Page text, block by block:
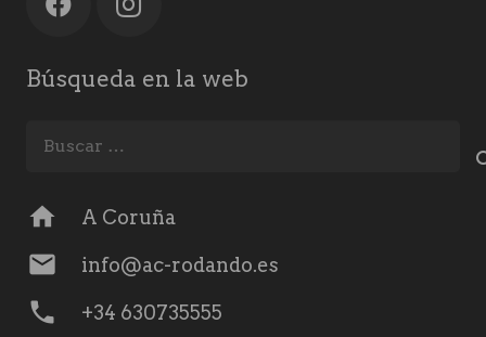
Búsqueda en la web
home A Coruña
mail info@ac-rodando.es
phone +34 630735555